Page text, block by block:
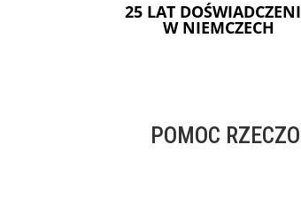
25 LAT
W NIEMCZECH
POMOC